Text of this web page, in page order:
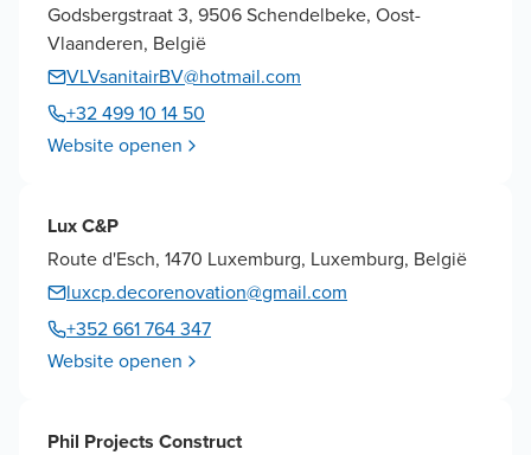
Godsbergstraat 3, 9506 Schendelbeke, Oost-
Vlaanderen, België
VLVsanitairBV@hotmail.com
+32 499 10 14 50
Website openen
Lux C&P
Route d'Esch, 1470 Luxemburg, Luxemburg, België
luxcp.decorenovation@gmail.com
+352 661 764 347
Website openen
Phil Projects Construct